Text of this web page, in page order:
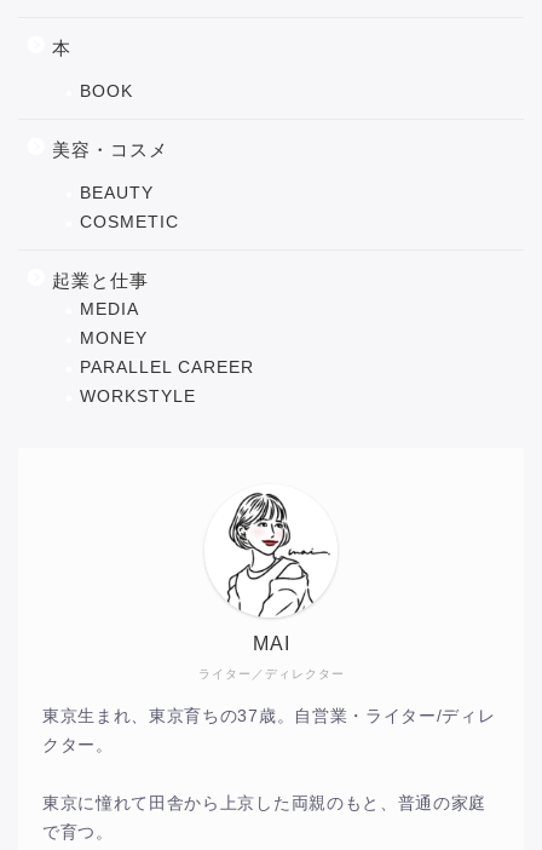
本
BOOK
美容・コスメ
BEAUTY
COSMETIC
起業と仕事
MEDIA
MONEY
PARALLEL CAREER
WORKSTYLE
ライター／ディレクター
MAI
東京生まれ、東京育ちの37歳。自営業・ライター/ディレ
クター。
東京に憧れて田舎から上京した両親のもと、普通の家庭
で育つ。